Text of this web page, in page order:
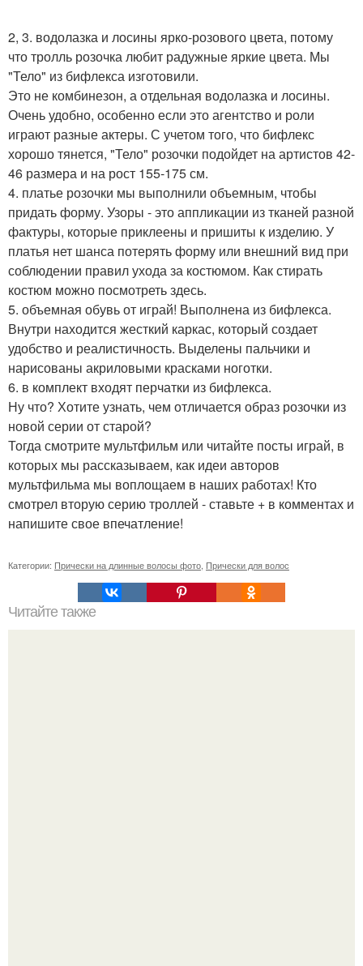
2, 3. водолазка и лосины ярко-розового цвета, потому
что тролль розочка любит радужные яркие цвета. Мы
"Тело" из бифлекса изготовили.
Это не комбинезон, а отдельная водолазка и лосины.
Очень удобно, особенно если это агентство и роли
играют разные актеры. С учетом того, что бифлекс
хорошо тянется, "Тело" розочки подойдет на артистов 42-
46 размера и на рост 155-175 см.
4. платье розочки мы выполнили объемным, чтобы
придать форму. Узоры - это аппликации из тканей разной
фактуры, которые приклеены и пришиты к изделию. У
платья нет шанса потерять форму или внешний вид при
соблюдении правил ухода за костюмом. Как стирать
костюм можно посмотреть здесь.
5. объемная обувь от играй! Выполнена из бифлекса.
Внутри находится жесткий каркас, который создает
удобство и реалистичность. Выделены пальчики и
нарисованы акриловыми красками ноготки.
6. в комплект входят перчатки из бифлекса.
Ну что? Хотите узнать, чем отличается образ розочки из
новой серии от старой?
Тогда смотрите мультфильм или читайте посты играй, в
которых мы рассказываем, как идеи авторов
мультфильма мы воплощаем в наших работах! Кто
смотрел вторую серию троллей - ставьте + в комментах и
напишите свое впечатление!
Категории: Прически на длинные волосы фото Прически для волос
Читайте также